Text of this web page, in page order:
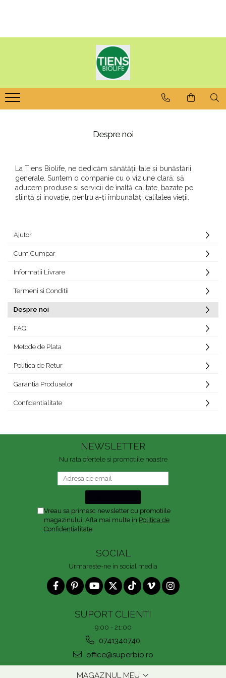
Despre noi
La Tiens Biolife, ne dedicăm sănătății tale și bunăstării
generale. Suntem o companie cu o viziune clară: să
aducem produse si servicii de înaltă calitate, bazate pe
știință și inovație, pentru a-ți îmbunătăți calitatea vieții.
Ajutor
Cum Cumpar
Informatii Livrare
Termeni si Conditii
Despre noi
FAQ
Metode de Plata
Politica de Retur
Garantia Produselor
Confidentialitate
NEWSLETTER
Nu rata ofertele si promotiile noastre
Vreau sa primesc newsletter cu promotiile
magazinului. Afla mai multe in Politica de
Confidentialitate
SOCIAL
Urmareste-ne in social media
SUPORT CLIENTI
9:00 - 21:00
0741340740
office@superbio.ro
MAGAZINUL MEU